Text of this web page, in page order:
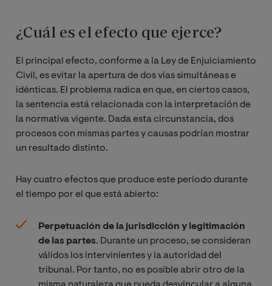
¿Cuál es el efecto que ejerce?
El principal efecto, conforme a la Ley de Enjuiciamiento
Civil, es evitar la apertura de dos vías simultáneas e
idénticas. El problema radica en que, en ciertos casos,
la sentencia está relacionada con la interpretación de
la normativa vigente. Dada esta circunstancia, dos
procesos con mismas partes y causas podrían mostrar
un resultado distinto.
Hay cuatro efectos que produce este periodo durante
el tiempo por el que está abierto:
Perpetuación de la jurisdicción y legitimación
de las partes. Durante un proceso, se consideran
válidos los intervinientes y la autoridad del
tribunal. Por tanto, no es posible abrir otro de la